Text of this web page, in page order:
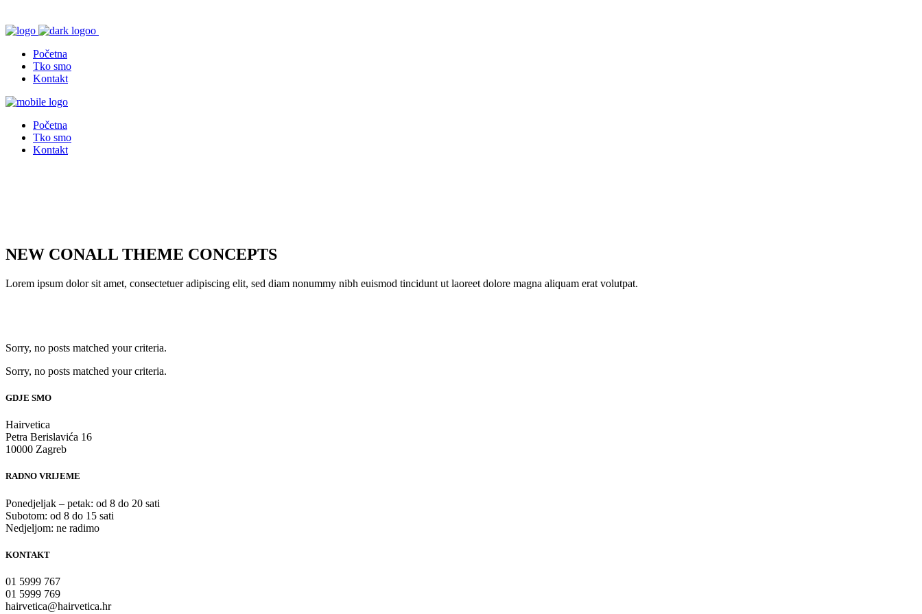
Početna
Tko smo
Kontakt
Početna
Tko smo
Kontakt
NEW CONALL THEME CONCEPTS
Lorem ipsum dolor sit amet, consectetuer adipiscing elit, sed diam nonummy nibh euismod tincidunt ut laoreet dolore magna aliquam erat volutpat.
Sorry, no posts matched your criteria.
Sorry, no posts matched your criteria.
GDJE SMO
Hairvetica
Petra Berislavića 16
10000 Zagreb
RADNO VRIJEME
Ponedjeljak – petak: od 8 do 20 sati
Subotom: od 8 do 15 sati
Nedjeljom: ne radimo
KONTAKT
01 5999 767
01 5999 769
hairvetica@hairvetica.hr